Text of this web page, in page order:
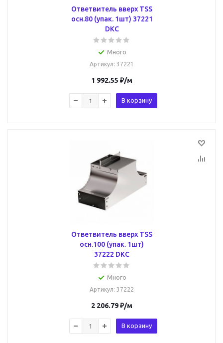
Ответвитель вверх TSS
осн.80 (упак. 1шт) 37221
DKC
Много
Артикул: 37221
1 992.55 ₽/м
В корзину
Ответвитель вверх TSS
осн.100 (упак. 1шт)
37222 DKC
Много
Артикул: 37222
2 206.79₽/м
В корзину